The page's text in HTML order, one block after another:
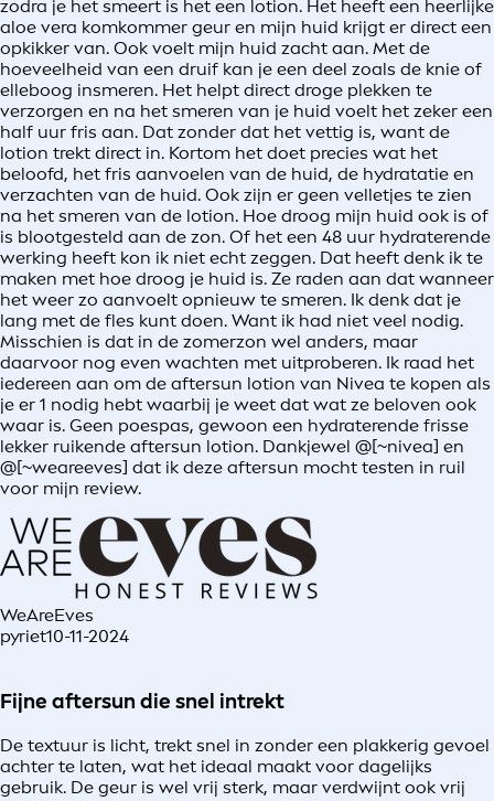
zodra je het smeert is het een lotion. Het heeft een heerlijke
aloe vera komkommer geur en mijn huid krijgt er direct een
opkikker van. Ook voelt mijn huid zacht aan. Met de
hoeveelheid van een druif kan je een deel zoals de knie of
elleboog insmeren. Het helpt direct droge plekken te
verzorgen en na het smeren van je huid voelt het zeker een
half uur fris aan. Dat zonder dat het vettig is, want de
lotion trekt direct in. Kortom het doet precies wat het
beloofd, het fris aanvoelen van de huid, de hydratatie en
verzachten van de huid. Ook zijn er geen velletjes te zien
na het smeren van de lotion. Hoe droog mijn huid ook is of
is blootgesteld aan de zon. Of het een 48 uur hydraterende
werking heeft kon ik niet echt zeggen. Dat heeft denk ik te
maken met hoe droog je huid is. Ze raden aan dat wanneer
het weer zo aanvoelt opnieuw te smeren. Ik denk dat je
lang met de fles kunt doen. Want ik had niet veel nodig.
Misschien is dat in de zomerzon wel anders, maar
daarvoor nog even wachten met uitproberen. Ik raad het
iedereen aan om de aftersun lotion van Nivea te kopen als
je er 1 nodig hebt waarbij je weet dat wat ze beloven ook
waar is. Geen poespas, gewoon een hydraterende frisse
lekker ruikende aftersun lotion. Dankjewel @[~nivea] en
@[~weareeves] dat ik deze aftersun mocht testen in ruil
voor mijn review.
WeAreEves
pyriet10-11-2024
Fijne aftersun die snel intrekt
De textuur is licht, trekt snel in zonder een plakkerig gevoel
achter te laten, wat het ideaal maakt voor dagelijks
gebruik. De geur is wel vrij sterk, maar verdwijnt ook vrij